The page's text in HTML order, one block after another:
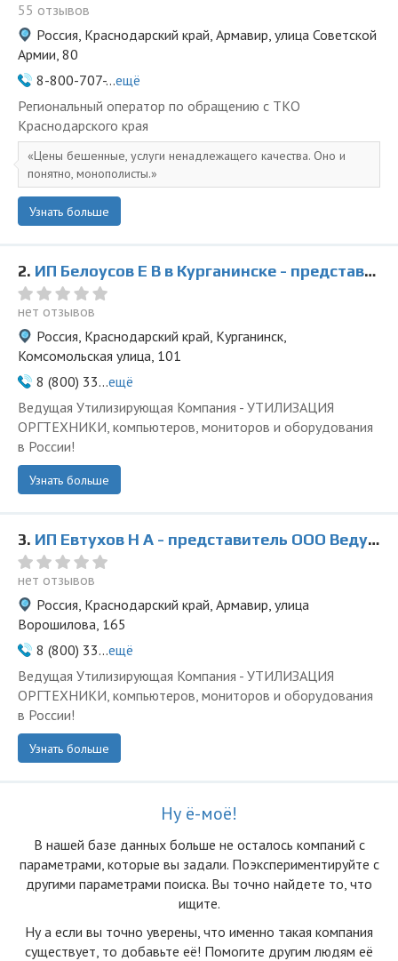
55 отзывов
Россия, Краснодарский край, Армавир, улица Советской
Армии, 80
8-800-707-...ещё
Региональный оператор по обращению с ТКО
Краснодарского края
Цены бешенные, услуги ненадлежащего качества. Оно и
понятно, монополисты.
Узнать больше
2. ИП Белоусов Е В в Курганинске - представитель ООО Ведущая Утилизирующая Компания
нет отзывов
Россия, Краснодарский край, Курганинск,
Комсомольская улица, 101
8 (800) 33...ещё
Ведущая Утилизирующая Компания - УТИЛИЗАЦИЯ
ОРГТЕХНИКИ, компьютеров, мониторов и оборудования
в России!
Узнать больше
3. ИП Евтухов Н А - представитель ООО Ведущая Утилизирующая Компания
нет отзывов
Россия, Краснодарский край, Армавир, улица
Ворошилова, 165
8 (800) 33...ещё
Ведущая Утилизирующая Компания - УТИЛИЗАЦИЯ
ОРГТЕХНИКИ, компьютеров, мониторов и оборудования
в России!
Узнать больше
Ну ё-моё!
В нашей базе данных больше не осталоcь компаний с
параметрами, которые вы задали. Поэкспериментируйте с
другими параметрами поиска. Вы точно найдете то, что
ищите.
Ну а если вы точно уверены, что именно такая компания
существует, то добавьте её! Помогите другим людям её